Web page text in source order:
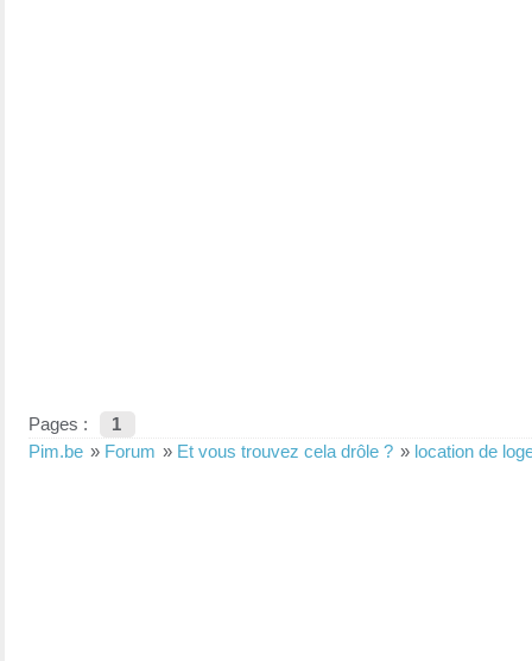
Pages :
1
Pim.be » Forum » Et vous trouvez cela drôle ? » location de